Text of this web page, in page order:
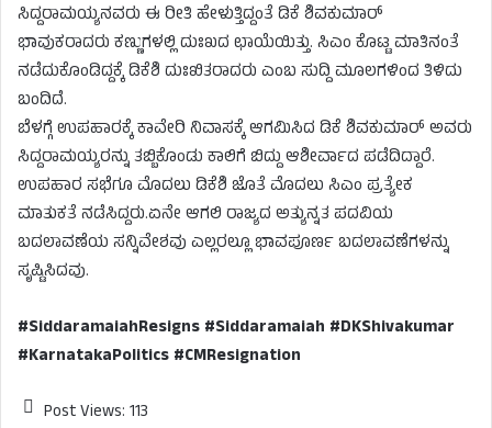
ಸಿದ್ದರಾಮಯ್ಯನವರು ಈ ರೀತಿ ಹೇಳುತ್ತಿದ್ದಂತೆ ಡಿಕೆ ಶಿವಕುಮಾರ್‌
ಭಾವುಕರಾದರು ಕಣ್ಣುಗಳಲ್ಲಿ ದುಃಖದ ಛಾಯೆಯಿತ್ತು. ಸಿಎಂ ಕೊಟ್ಟ ಮಾತಿನಂತೆ
ನಡೆದುಕೊಂಡಿದ್ದಕ್ಕೆ ಡಿಕೆಶಿ ದುಃಖಿತರಾದರು ಎಂಬ ಸುದ್ದಿ ಮೂಲಗಳಿಂದ ತಿಳಿದು
ಬಂದಿದೆ.
ಬೆಳಗ್ಗೆ ಉಪಹಾರಕ್ಕೆ ಕಾವೇರಿ ನಿವಾಸಕ್ಕೆ ಆಗಮಿಸಿದ ಡಿಕೆ ಶಿವಕುಮಾರ್‌ ಅವರು
ಸಿದ್ದರಾಮಯ್ಯರನ್ನು ತಬ್ಬಿಕೊಂಡು ಕಾಲಿಗೆ ಬಿದ್ದು ಆಶೀರ್ವಾದ ಪಡೆದಿದ್ದಾರೆ.
ಉಪಹಾರ ಸಭೆಗೂ ಮೊದಲು ಡಿಕೆಶಿ ಜೊತೆ ಮೊದಲು ಸಿಎಂ ಪ್ರತ್ಯೇಕ
ಮಾತುಕತೆ ನಡೆಸಿದ್ದರು.ಏನೇ ಆಗಲಿ ರಾಜ್ಯದ ಅತ್ಯುನ್ನತ ಪದವಿಯ
ಬದಲಾವಣೆಯ ಸನ್ನಿವೇಶವು ಎಲ್ಲರಲ್ಲೂ ಭಾವಪೂರ್ಣ ಬದಲಾವಣೆಗಳನ್ನು
ಸೃಷ್ಟಿಸಿದವು.
#SiddaramaiahResigns #Siddaramaiah #DKShivakumar
#KarnatakaPolitics #CMResignation
Post Views: 113